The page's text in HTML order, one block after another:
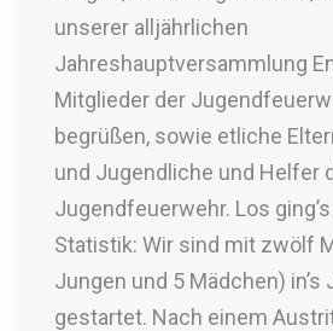
unserer alljährlichen
Jahreshauptversammlung
Mitglieder der
begrüßen, sowie etliche
und Jugendliche und Helfer
Jugendfeuerwehr. Los
Statistik: Wir sind mit zwölf
Jungen und 5 Mädchen) in’s
gestartet. Nach einem